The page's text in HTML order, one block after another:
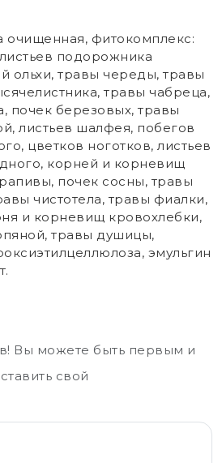
очищенная, фитокомплекс:
подорожника
ольхи, травы череды, травы
травы чабреца,
почек березовых, травы
листьев шалфея, побегов
цветков ноготков, листьев
корней и корневищ
почек сосны, травы
чистотела, травы фиалки,
и корневищ кровохлебки,
травы душицы,
эмульгин
Вы можете быть первым и
свой